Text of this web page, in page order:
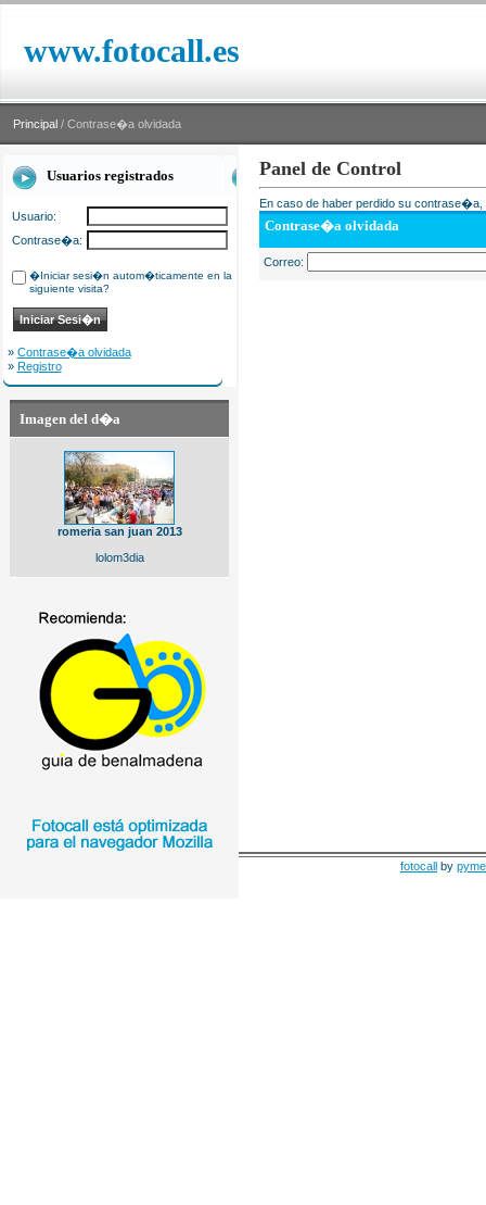
www.fotocall.es
Principal / Contrase�a olvidada
Usuarios registrados
Usuario:
Contrase�a:
�Iniciar sesi�n autom�ticamente en la
siguiente visita?
» Contrase�a olvidada
» Registro
Imagen del d�a
romeria san juan 2013
lolom3dia
Panel de Control
En caso de haber perdido su
Contrase�a olvidada
Correo:
fotocall by